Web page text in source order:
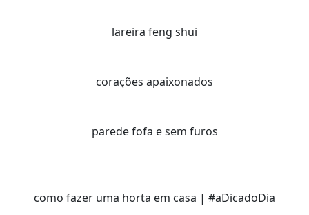
lareira feng shui
corações apaixonados
parede fofa e sem furos
como fazer uma horta em casa | #aDicadoDia